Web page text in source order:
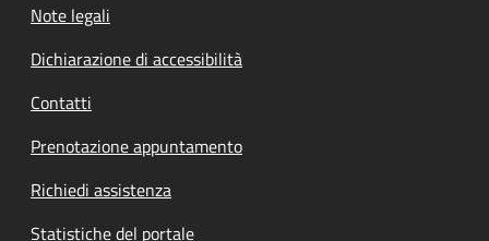
Note legali
Dichiarazione di accessibilità
Contatti
Prenotazione appuntamento
Richiedi assistenza
Statistiche del portale